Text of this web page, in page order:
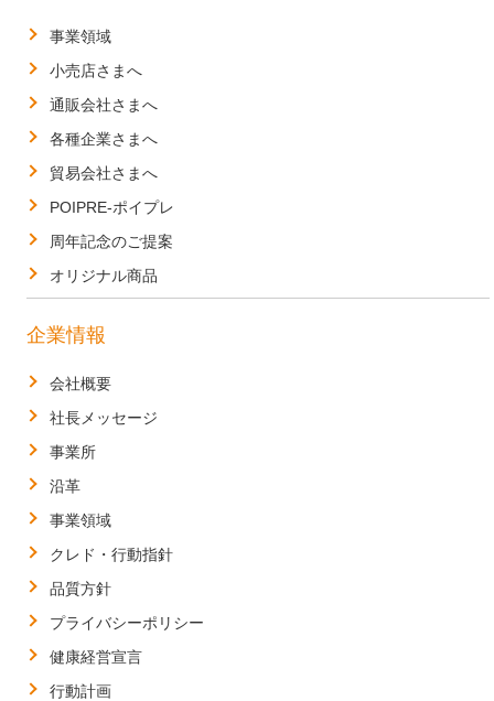
事業領域
小売店さまへ
通販会社さまへ
各種企業さまへ
貿易会社さまへ
POIPRE-ポイプレ
周年記念のご提案
オリジナル商品
企業情報
会社概要
社長メッセージ
事業所
沿革
事業領域
クレド・行動指針
品質方針
プライバシーポリシー
健康経営宣言
行動計画